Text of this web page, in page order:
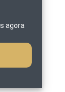
agora